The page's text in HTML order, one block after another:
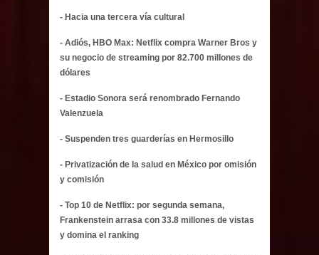
- Hacia una tercera vía cultural
- Adiós, HBO Max: Netflix compra Warner Bros y
su negocio de streaming por 82.700 millones de
dólares
- Estadio Sonora será renombrado Fernando
Valenzuela
- Suspenden tres guarderías en Hermosillo
- Privatización de la salud en México por omisión
y comisión
- Top 10 de Netflix: por segunda semana,
Frankenstein arrasa con 33.8 millones de vistas
y domina el ranking